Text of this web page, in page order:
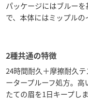
パッケージにはブルー
で、本体にはミップルの
2種共通の特徴
24時間耐久＋摩擦耐久
ータープルーフ処方。
たての眉を1日キープしま